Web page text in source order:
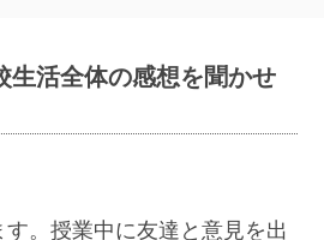
生活全体の感想を聞かせ
。授業中に友達と意見を出